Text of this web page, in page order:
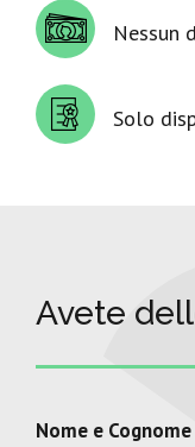
Nessun
Solo
Avete
Nome e Cognome